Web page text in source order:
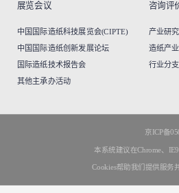
展览会议
中国国际造纸科技展览会(CIPTE)
中国国际造纸创新发展论坛
国际造纸技术报告会
其他主承办活动
咨询评
产业研
造纸产
行业分
京ICP备
本系统建议在Chrome、
Cookies帮助我们提供服务